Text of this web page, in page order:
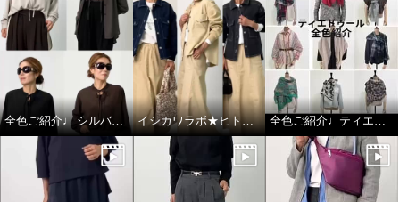
全色ご紹介♩ シルバーミントシュガー アンサンブル イシカワラボ★ヒトミ ジャケット全色ご紹介♩